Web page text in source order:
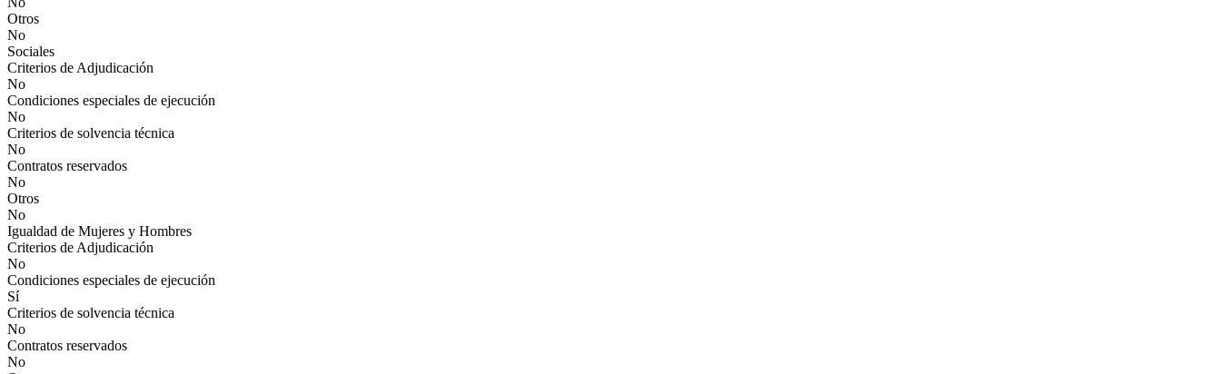
Otros
No
Sociales
Criterios de Adjudicación
No
Condiciones especiales de ejecución
No
Criterios de solvencia técnica
No
Contratos reservados
No
Otros
No
Igualdad de Mujeres y Hombres
Criterios de Adjudicación
No
Condiciones especiales de ejecución
Sí
Criterios de solvencia técnica
No
Contratos reservados
No